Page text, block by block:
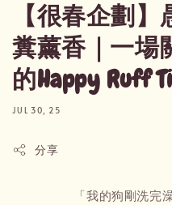
【很春企劃
糞薰香｜一場
的Happy Ruff
JUL 30, 25
分享
「我的狗剛洗完